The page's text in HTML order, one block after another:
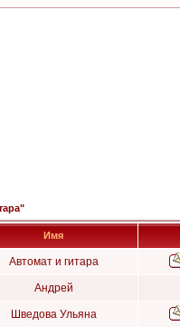
Имя
Автомат и гитара
Андрей
Шведова Ульяна